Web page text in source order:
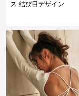
ス 結び目デザイン